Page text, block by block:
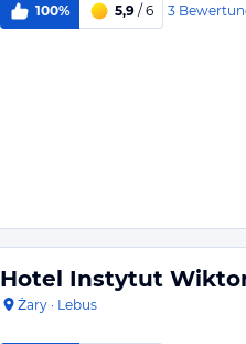
100% 5,9 / 6 3
Hotel Instytut
Żary · Lebus